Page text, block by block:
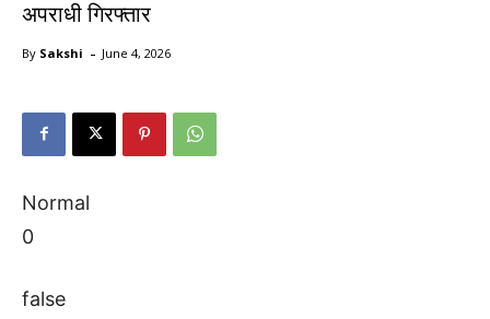
अपराधी गिरफ्तार
By Sakshi - June 4, 2026
Normal
0
false